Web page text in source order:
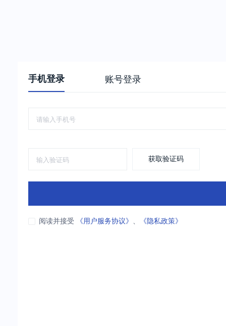
手机登录 账号登录
获取验证码
阅读并接受 《用户服务协议》 、 《隐私政策》